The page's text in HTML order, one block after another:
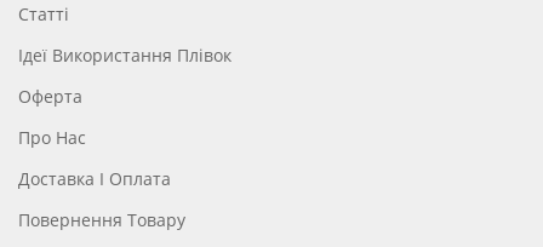
Статті
Ідеї ​​використання Плівок
Оферта
Про Нас
Доставка І Оплата
Повернення Товару